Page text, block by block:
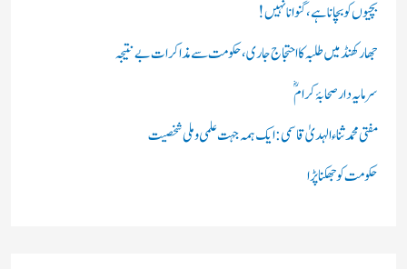
ں
:
بچیوں کو بچانا ہے، گنوانا نہیں!
جھارکھنڈ میں طلبہ کا احتجاج جاری، حکومت سے مذاکرات بے نتیجہ
سرمایہ دار صحابۂ کرامؓ
مفتی محمد ثناء الہدیٰ قاسمی: ایک ہمہ جہت علمی و ملی شخصیت
حکومت کو جھکنا پڑا